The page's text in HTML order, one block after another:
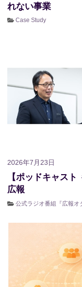
れない事業
Case Study
2026年7月23日
【ポッドキャス
広報
公式ラジオ番組『広報オ